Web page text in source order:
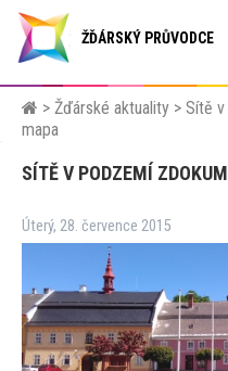
ŽĎÁRSKÝ PRŮVODCE
> Žďárské aktuality > Sítě
mapa
SÍTĚ V PODZEMÍ
Úterý, 28. července 2015